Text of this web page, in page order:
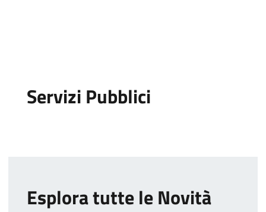
Servizi Pubblici
Esplora tutte le Novità